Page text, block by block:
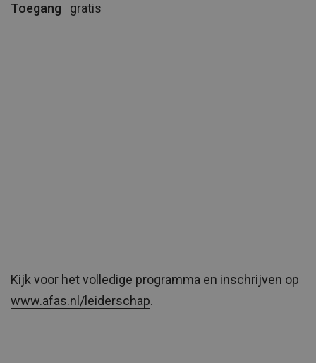
Toegang gratis
Kijk voor het volledige programma en inschrijven op
www.afas.nl/leiderschap.